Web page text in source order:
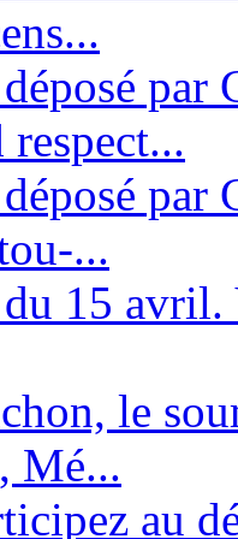
par
par
...
15 avril.
le
Mé...
au